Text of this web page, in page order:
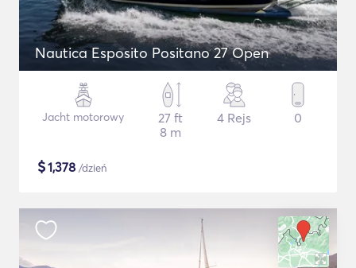
Nautica Esposito Positano 27 Open
Jacht motorowy
27 ft
8 m
4 Rejs 0
$1,378 /dzień